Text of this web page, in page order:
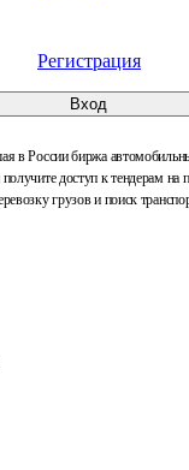
Регистрация
Вход
в России биржа
получите доступ к тендерам на
грузов и поиск